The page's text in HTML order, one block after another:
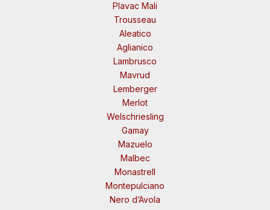
Plavac Mali
Trousseau
Aleatico
Aglianico
Lambrusco
Mavrud
Lemberger
Merlot
Welschriesling
Gamay
Mazuelo
Malbec
Monastrell
Montepulciano
Nero d’Avola